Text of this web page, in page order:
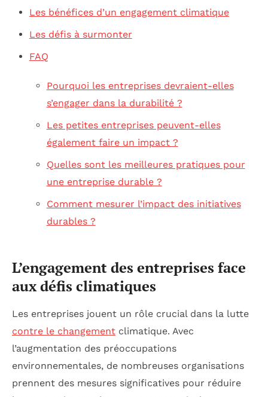
Les bénéfices d’un engagement climatique
Les défis à surmonter
FAQ
Pourquoi les entreprises devraient-elles
s’engager dans la durabilité ?
Les petites entreprises peuvent-elles
également faire un impact ?
Quelles sont les meilleures pratiques pour
une entreprise durable ?
Comment mesurer l’impact des initiatives
durables ?
L’engagement des entreprises face
aux défis climatiques
Les entreprises jouent un rôle crucial dans la lutte
contre le changement climatique. Avec
l’augmentation des préoccupations
environnementales, de nombreuses organisations
prennent des mesures significatives pour réduire